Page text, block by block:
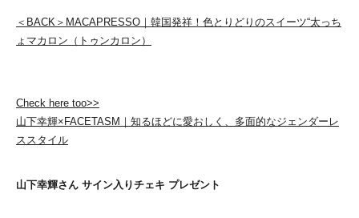
＜BACK＞MACAPRESSO｜韓国発祥！色とりどりのスイーツ“太っち
ょマカロン（トゥンカロン）
Check here too>>
山下幸輝×FACETASM｜知るほどに愛おしく、多面的なジェンダーレ
ススタイル
山下幸輝さん サイン入りチェキ プレゼント